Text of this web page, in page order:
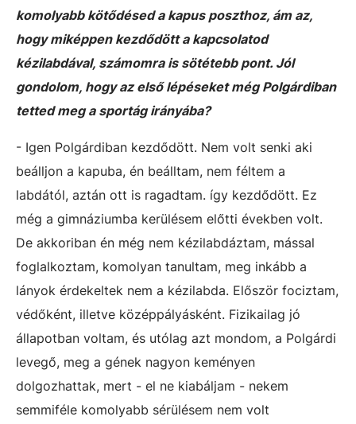
komolyabb kötődésed a kapus poszthoz, ám az,
hogy miképpen kezdődött a kapcsolatod
kézilabdával, számomra is sötétebb pont. Jól
gondolom, hogy az első lépéseket még Polgárdiban
tetted meg a sportág irányába?
- Igen Polgárdiban kezdődött. Nem volt senki aki
beálljon a kapuba, én beálltam, nem féltem a
labdától, aztán ott is ragadtam. így kezdődött. Ez
még a gimnáziumba kerülésem előtti években volt.
De akkoriban én még nem kézilabdáztam, mással
foglalkoztam, komolyan tanultam, meg inkább a
lányok érdekeltek nem a kézilabda. Először fociztam,
védőként, illetve középpályásként. Fizikailag jó
állapotban voltam, és utólag azt mondom, a Polgárdi
levegő, meg a gének nagyon keményen
dolgozhattak, mert - el ne kiabáljam - nekem
semmiféle komolyabb sérülésem nem volt